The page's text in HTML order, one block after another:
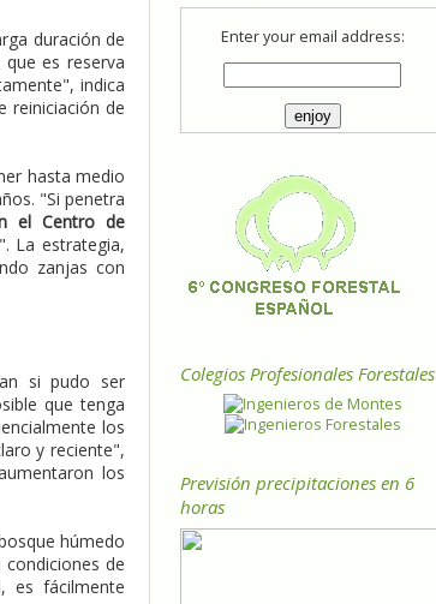
duración de
es reserva
indica
reiniciación de
hasta medio
"Si penetra
el Centro de
La estrategia,
zanjas con
si pudo ser
que tenga
los
y reciente",
los
húmedo
de
es fácilmente
Enter your email address:
Colegios Profesionales Forestales
Previsión precipitaciones en 6
horas